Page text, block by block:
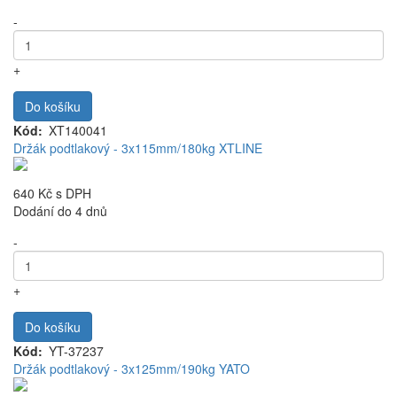
-
+
Do košíku
Kód
XT140041
Držák podtlakový - 3x115mm/180kg XTLINE
640 Kč s DPH
Dodání do 4 dnů
-
+
Do košíku
Kód
YT-37237
Držák podtlakový - 3x125mm/190kg YATO